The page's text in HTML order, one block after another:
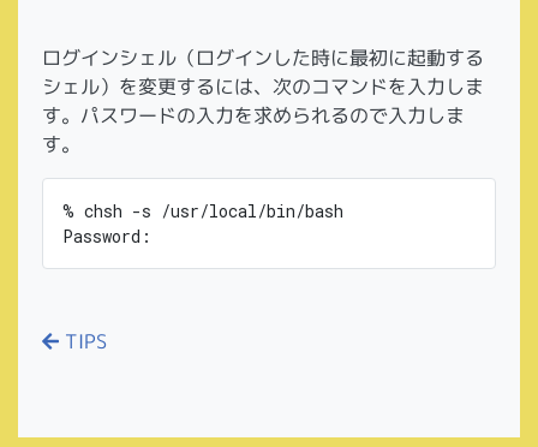
ログインシェル（ログインした時に最初に起動する
シェル）を変更するには、次のコマンドを入力しま
す。パスワードの入力を求められるので入力しま
す。
% chsh -s /usr/local/bin/bash
TIPS